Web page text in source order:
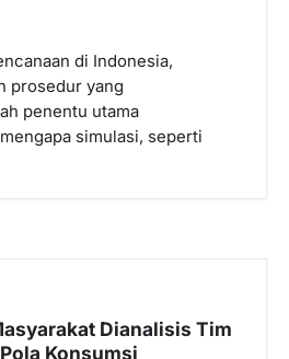
di Indonesia,
prosedur yang
penentu utama
simulasi, seperti
Dianalisis Tim
Konsumsi